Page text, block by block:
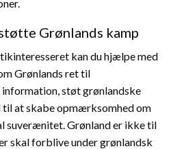
Grønlands kamp
kan du hjælpe med
Grønlands ret til
information, støt grønlandske
at skabe opmærksomhed om
suverænitet. Grønland er ikke til
skal forblive under grønlandsk